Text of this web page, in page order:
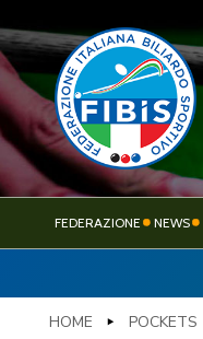
FEDERAZIONE NEWS
HOME POCKETS